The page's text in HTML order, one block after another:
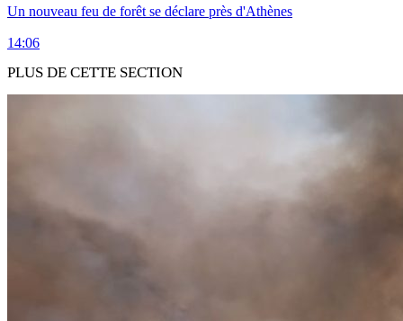
Un nouveau feu de forêt se déclare près d'Athènes
14:06
PLUS DE CETTE SECTION